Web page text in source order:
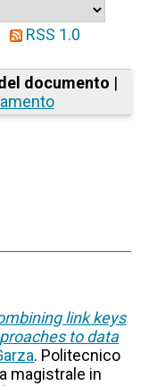
RSS 1.0
documento |
link keys
to data
. Politecnico
magistrale in